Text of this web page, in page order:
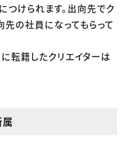
つけられます。出向先でク
の社員になってもらって
転籍したクリエイターは